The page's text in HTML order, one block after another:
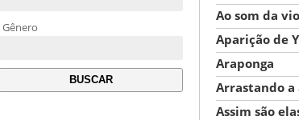
Gênero
Ao som da
Aparição de
Araponga
Arrastando a
Assim são